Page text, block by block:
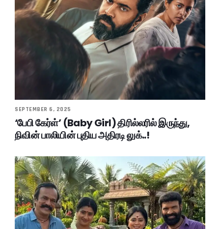
SEPTEMBER 6, 2025
‘பேபி கேர்ள்’ (Baby Girl) திரில்லரில் இருந்து,
நிவின் பாலியின் புதிய அதிரடி லுக்..!